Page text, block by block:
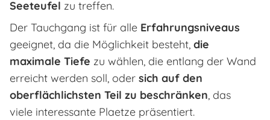
Seeteufel zu treffen.
Der Tauchgang ist für alle Erfahrungsniveaus
geeignet, da die Möglichkeit besteht, die
maximale Tiefe zu wählen, die entlang der Wand
erreicht werden soll, oder sich auf den
oberflächlichsten Teil zu beschränken, das
viele interessante Plaetze präsentiert.